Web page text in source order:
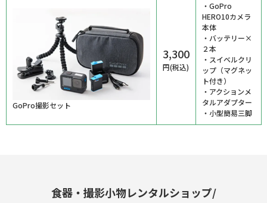
GoPro撮影セット
3,300
円(税込)
・GoPro
HERO10カメラ
本体
・バッテリー×
２本
・スイベルクリ
ップ（マグネッ
ト付き）
・アクションメ
タルアダプター
・小型簡易三脚
食器・撮影小物レンタルショップ/